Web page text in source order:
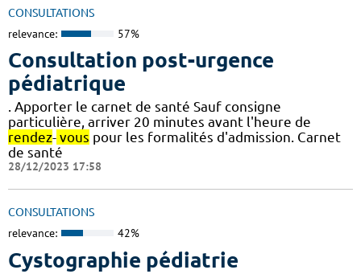
CONSULTATIONS
relevance: 57%
Consultation post-urgence
pédiatrique
. Apporter le carnet de santé Sauf consigne
particulière, arriver 20 minutes avant l'heure de
rendez- vous pour les formalités d'admission. Carnet
de santé
28/12/2023 17:58
CONSULTATIONS
relevance: 42%
Cystographie pédiatrie